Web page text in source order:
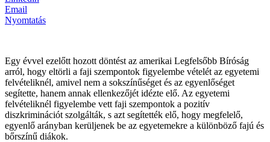
Email
Nyomtatás
Egy évvel ezelőtt hozott döntést az amerikai Legfelsőbb Bíróság
arról, hogy eltörli a faji szempontok figyelembe vételét az egyetemi
felvételiknél, amivel nem a sokszínűséget és az egyenlőséget
segítette, hanem annak ellenkezőjét idézte elő. Az egyetemi
felvételiknél figyelembe vett faji szempontok a pozitív
diszkriminációt szolgálták, s azt segítették elő, hogy megfelelő,
egyenlő arányban kerüljenek be az egyetemekre a különböző fajú és
bőrszínű diákok.